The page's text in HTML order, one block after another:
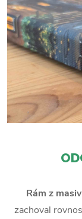
Rám z
zachoval